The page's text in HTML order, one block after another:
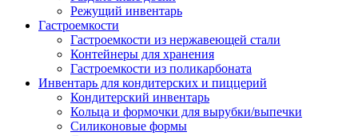
Режущий инвентарь
Гастроемкости
Гастроемкости из нержавеющей стали
Контейнеры для хранения
Гастроемкости из поликарбоната
Инвентарь для кондитерских и пиццерий
Кондитерский инвентарь
Кольца и формочки для вырубки/выпечки
Силиконовые формы